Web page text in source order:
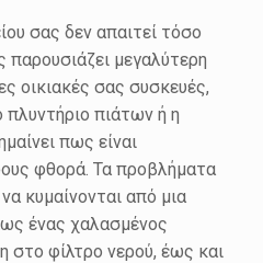
σας δεν απαιτεί τόσο
μεγαλύτερη
οικιακές σας συσκευές,
πιάτων ή η
πως είναι
φθορά. Τα προβλήματα
κυμαίνονται από μια
ένας χαλασμένος
στο φίλτρο νερού, έως και